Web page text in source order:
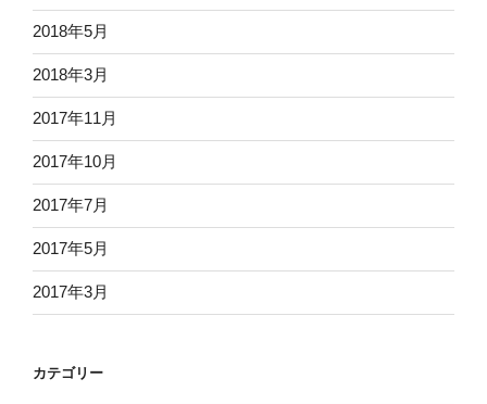
2018年5月
2018年3月
2017年11月
2017年10月
2017年7月
2017年5月
2017年3月
カテゴリー